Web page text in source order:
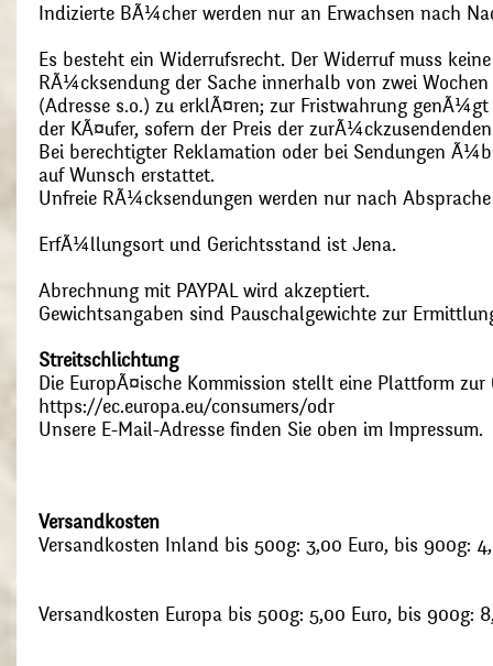
Indizierte BÃ¼cher werden nur an Erwachsen nach
Es besteht ein Widerrufsrecht. Der Widerruf muss
RÃ¼cksendung der Sache innerhalb von zwei
(Adresse s.o.) zu erklÃ¤ren; zur Fristwahrung
der KÃ¤ufer, sofern der Preis der
Bei berechtigter Reklamation oder bei Sendungen
auf Wunsch erstattet.
Unfreie RÃ¼cksendungen werden nur nach
ErfÃ¼llungsort und Gerichtsstand ist Jena.
Abrechnung mit PAYPAL wird akzeptiert.
Gewichtsangaben sind Pauschalgewichte zur
Streitschlichtung
Die EuropÃ¤ische Kommission stellt eine Plattform
https://ec.europa.eu/consumers/odr
Unsere E-Mail-Adresse finden Sie oben im Impressum.
Versandkosten
Versandkosten Inland bis 500g: 3,00 Euro, bis 900g:
Versandkosten Europa bis 500g: 5,00 Euro, bis 900g: